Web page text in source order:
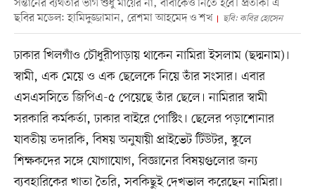
সন্তানের ব্যর্থতার ভাগ শুধু মায়ের না, বাবাকেও নিতে হবে। প্রতীকী এ
ছবির মডেল: হামিদুজ্জামান, রেশমা আহমেদ ও শখ
ছবি: কবির হোসেন
ঢাকার খিলগাঁও চৌধুরীপাড়ায় থাকেন নামিরা ইসলাম (ছদ্মনাম)।
স্বামী, এক মেয়ে ও এক ছেলেকে নিয়ে তাঁর সংসার। এবার
এসএসসিতে জিপিএ-৫ পেয়েছে তাঁর ছেলে। নামিরার স্বামী
সরকারি কর্মকর্তা, ঢাকার বাইরে পোস্টিং। ছেলের পড়াশোনার
যাবতীয় তদারকি, বিষয় অনুযায়ী প্রাইভেট টিউটর, স্কুলে
শিক্ষকদের সঙ্গে যোগাযোগ, বিজ্ঞানের বিষয়গুলোর জন্য
ব্যবহারিকের খাতা তৈরি, সবকিছুই দেখভাল করেছেন নামিরা।